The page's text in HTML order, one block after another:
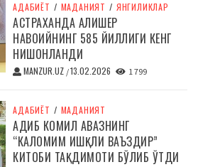
АДАБИЁТ / МАДАНИЯТ / ЯНГИЛИКЛАР
АСТРАХАНДА АЛИШЕР
НАВОИЙНИНГ 585 ЙИЛЛИГИ КЕНГ
НИШОНЛАНДИ
MANZUR.UZ /13.02.2026 1 799
АДАБИЁТ / МАДАНИЯТ
АДИБ КОМИЛ АВАЗНИНГ
“КАЛОМИМ ИШҚЛИ ВАЪЗДИР”
КИТОБИ ТАҚДИМОТИ БЎЛИБ ЎТДИ